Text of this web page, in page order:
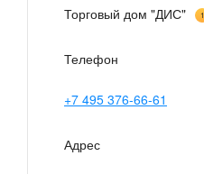
Торговый дом "ДИС" 1
Телефон
+7 495 376-66-61
Адрес